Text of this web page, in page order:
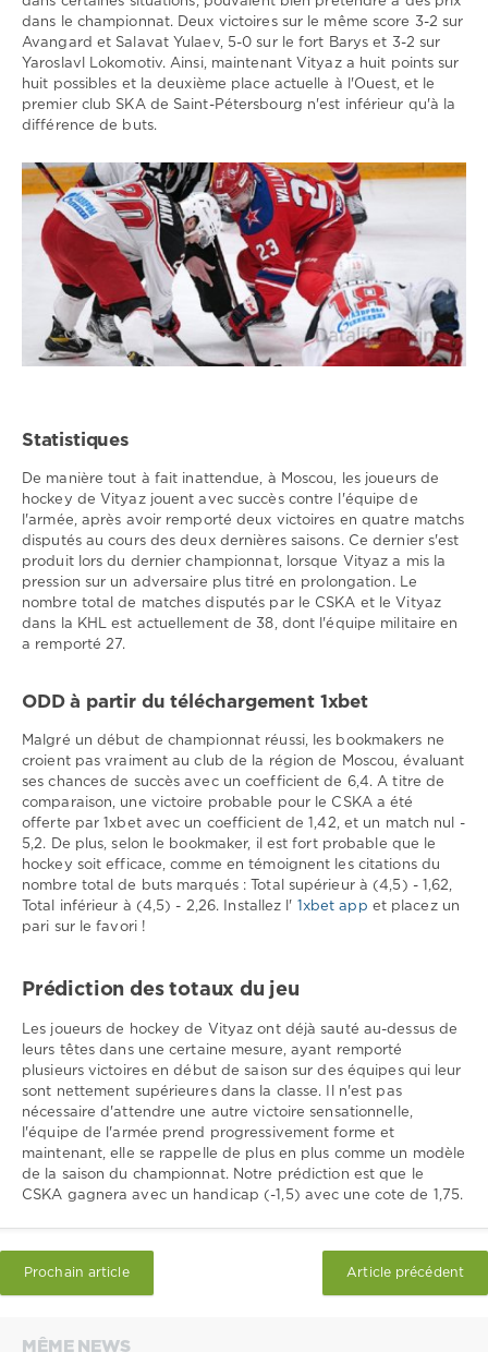
dans le championnat. Deux victoires sur le même score 3-2 sur
Avangard et Salavat Yulaev, 5-0 sur le fort Barys et 3-2 sur
Yaroslavl Lokomotiv. Ainsi, maintenant Vityaz a huit points sur
huit possibles et la deuxième place actuelle à l'Ouest, et le
premier club SKA de Saint-Pétersbourg n'est inférieur qu'à la
différence de buts.
Statistiques
De manière tout à fait inattendue, à Moscou, les joueurs de
hockey de Vityaz jouent avec succès contre l'équipe de
l'armée, après avoir remporté deux victoires en quatre matchs
disputés au cours des deux dernières saisons. Ce dernier s'est
produit lors du dernier championnat, lorsque Vityaz a mis la
pression sur un adversaire plus titré en prolongation. Le
nombre total de matches disputés par le CSKA et le Vityaz
dans la KHL est actuellement de 38, dont l'équipe militaire en
a remporté 27.
ODD à partir du téléchargement 1xbet
Malgré un début de championnat réussi, les bookmakers ne
croient pas vraiment au club de la région de Moscou, évaluant
ses chances de succès avec un coefficient de 6,4. A titre de
comparaison, une victoire probable pour le CSKA a été
offerte par 1xbet avec un coefficient de 1,42, et un match nul -
5,2. De plus, selon le bookmaker, il est fort probable que le
hockey soit efficace, comme en témoignent les citations du
nombre total de buts marqués : Total supérieur à (4,5) - 1,62,
Total inférieur à (4,5) - 2,26. Installez l'
1xbet app et placez un
pari sur le favori !
Prédiction des totaux du jeu
Les joueurs de hockey de Vityaz ont déjà sauté au-dessus de
leurs têtes dans une certaine mesure, ayant remporté
plusieurs victoires en début de saison sur des équipes qui leur
sont nettement supérieures dans la classe. Il n'est pas
nécessaire d'attendre une autre victoire sensationnelle,
l'équipe de l'armée prend progressivement forme et
maintenant, elle se rappelle de plus en plus comme un modèle
de la saison du championnat. Notre prédiction est que le
CSKA gagnera avec un handicap (-1,5) avec une cote de 1,75.
Prochain article Article précédent
MÊME NEWS